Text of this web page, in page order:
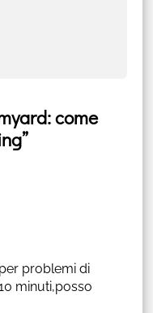
come
problemi di
minuti,posso